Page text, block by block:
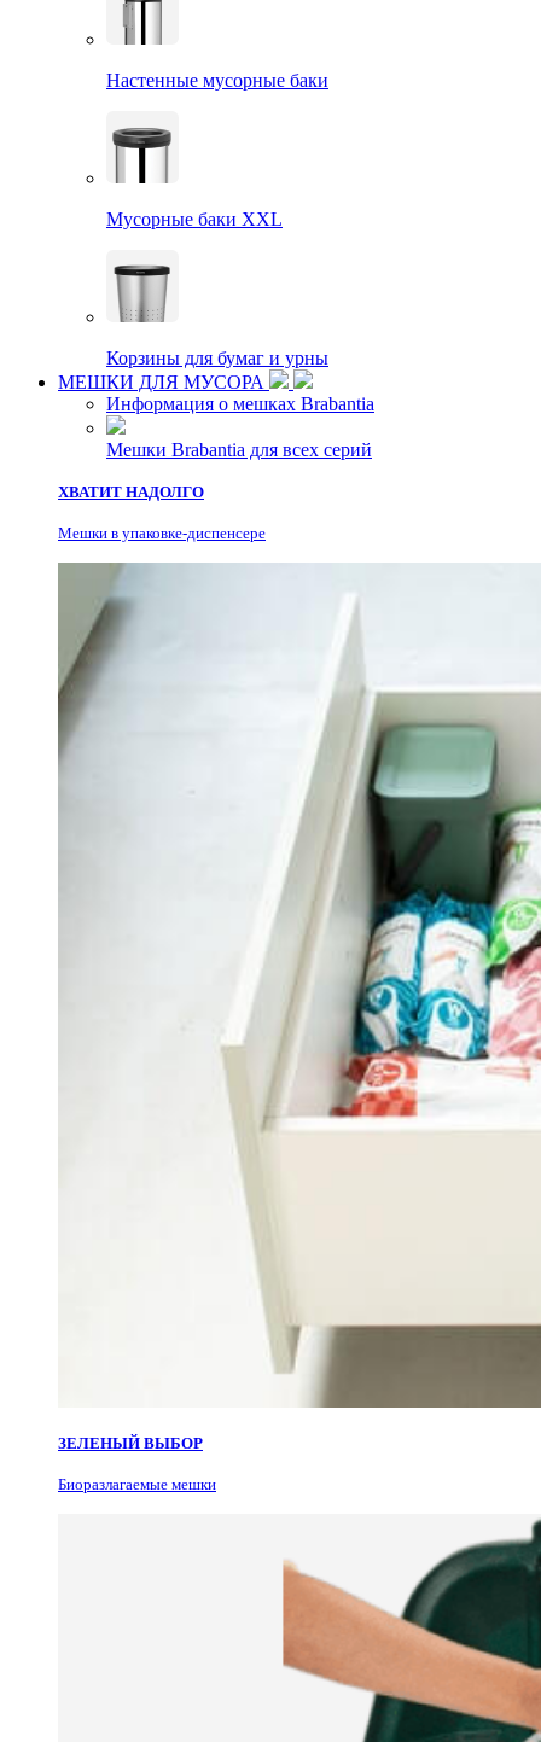
Настенные мусорные баки
Мусорные баки XXL
Корзины для бумаг и урны
МЕШКИ ДЛЯ МУСОРА
Информация о мешках Brabantia
Мешки Brabantia для всех серий
ХВАТИТ НАДОЛГО
Мешки в упаковке-диспенсере
ЗЕЛЕНЫЙ ВЫБОР
Биоразлагаемые мешки